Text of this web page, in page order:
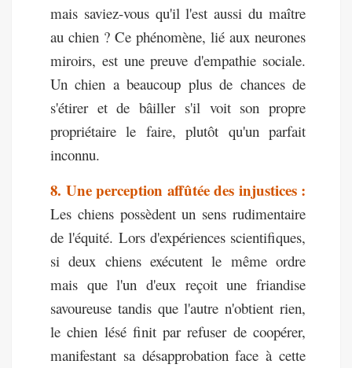
mais saviez-vous qu'il l'est aussi du maître
au chien ? Ce phénomène, lié aux neurones
miroirs, est une preuve d'empathie sociale.
Un chien a beaucoup plus de chances de
s'étirer et de bâiller s'il voit son propre
propriétaire le faire, plutôt qu'un parfait
inconnu.
8. Une perception affûtée des injustices :
Les chiens possèdent un sens rudimentaire
de l'équité. Lors d'expériences scientifiques,
si deux chiens exécutent le même ordre
mais que l'un d'eux reçoit une friandise
savoureuse tandis que l'autre n'obtient rien,
le chien lésé finit par refuser de coopérer,
manifestant sa désapprobation face à cette